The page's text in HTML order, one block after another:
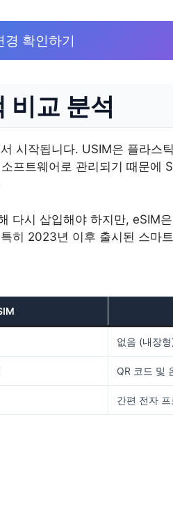
경 확인하기
비교 분석
시작됩니다. USIM은 플라스
프트웨어로 관리되기 때문에
다시 삽입해야 하지만, eSIM
히 2023년 이후 출시된 스마
없음 (내장형
QR 코드 및
간편 전자